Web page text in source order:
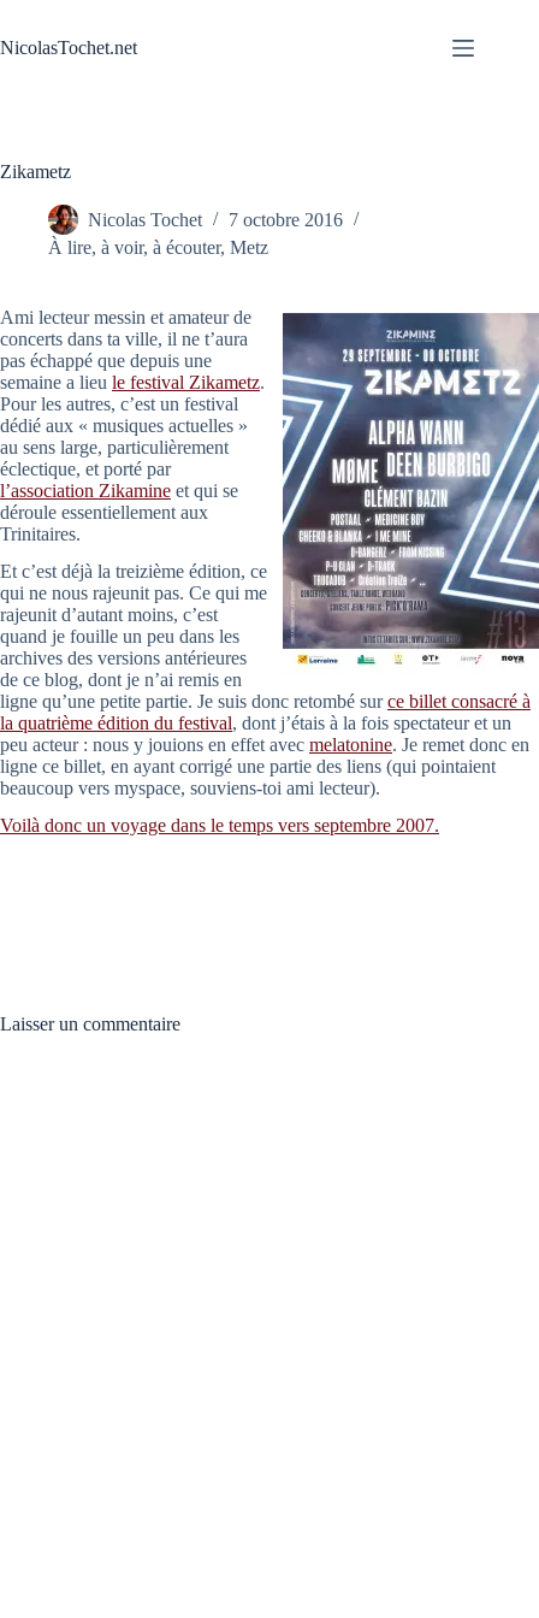
contenu
NicolasTochet.net
Zikametz
Nicolas Tochet
7 octobre 2016
À lire, à voir, à écouter, Metz
Ami lecteur messin et amateur de
concerts dans ta ville, il ne t’aura
pas échappé que depuis une
semaine a lieu le festival Zikametz.
Pour les autres, c’est un festival
dédié aux « musiques actuelles »
au sens large, particulièrement
éclectique, et porté par
l’association Zikamine et qui se
déroule essentiellement aux
Trinitaires.
Et c’est déjà la treizième édition, ce
qui ne nous rajeunit pas. Ce qui me
rajeunit d’autant moins, c’est
quand je fouille un peu dans les
archives des versions antérieures
de ce blog, dont je n’ai remis en
ligne qu’une petite partie. Je suis donc retombé surce billet consacré à
la quatrième édition du festival, dont j’étais à la fois spectateur et un
peu acteur : nous y jouions en effet avec melatonine. Je remet donc en
ligne ce billet, en ayant corrigé une partie des liens (qui pointaient
beaucoup vers myspace, souviens-toi ami lecteur).
Voilà donc un voyage dans le temps vers septembre 2007.
Laisser un commentaire